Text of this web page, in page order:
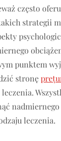
często
strategii
punktem
stronę
leczenia.